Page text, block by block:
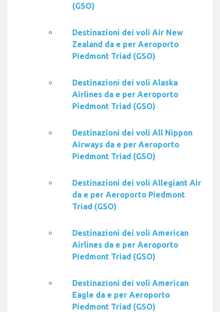
(GSO)
Destinazioni dei voli Air New
Zealand da e per Aeroporto
Piedmont Triad (GSO)
Destinazioni dei voli Alaska
Airlines da e per Aeroporto
Piedmont Triad (GSO)
Destinazioni dei voli All Nippon
Airways da e per Aeroporto
Piedmont Triad (GSO)
Destinazioni dei voli Allegiant Air
da e per Aeroporto Piedmont
Triad (GSO)
Destinazioni dei voli American
Airlines da e per Aeroporto
Piedmont Triad (GSO)
Destinazioni dei voli American
Eagle da e per Aeroporto
Piedmont Triad (GSO)